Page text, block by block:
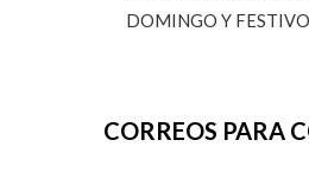
DOMINGO Y
CORREOS PARA